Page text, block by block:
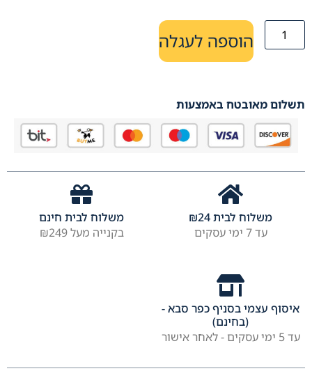
הוספה לעגלה
תשלום מאובטח באמצעות
משלוח לבית ₪24
עד 7 ימי עסקים
משלוח לבית חינם
בקנייה מעל ₪249
איסוף עצמי בסניף כפר סבא -
(בחינם)
עד 5 ימי עסקים - לאחר אישור